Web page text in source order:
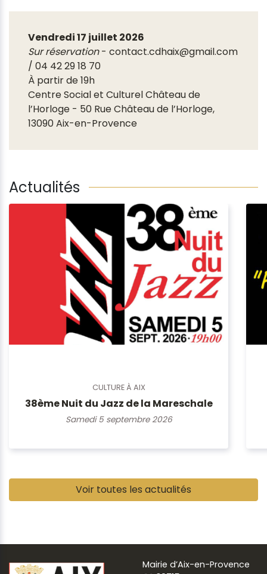
Vendredi 17 juillet 2026
Sur réservation- contact.cdhaix@gmail.com
/ 04 42 29 18 70
À partir de 19h
Centre Social et Culturel Château de
l’Horloge - 50 Rue Château de l’Horloge,
13090 Aix-en-Provence
Actualités
CULTURE À AIX
38ème Nuit du Jazz de la Mareschale
Samedi 5 septembre 2026
Voir toutes les actualités
Mairie d’Aix-en-Provence